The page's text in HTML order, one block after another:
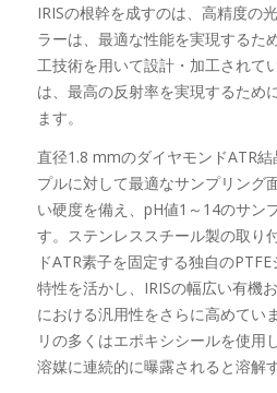
IRISの根幹を成すのは、高精度の
ラーは、最適な性能を実現するた
工技術を用いて設計・加工されて
は、最高の反射率を実現するため
ます。
直径1.8 mmのダイヤモンドATR
プルに対して最適なサンプリング
い硬度を備え、pH値1～14のサン
す。ステンレススチール製の取り
ドATR素子を固定する独自の
特性を活かし、IRISの幅広い有機
における汎用性をさらに高めてい
リの多くはエポキシシールを使用
溶媒に連続的に曝露されると溶解